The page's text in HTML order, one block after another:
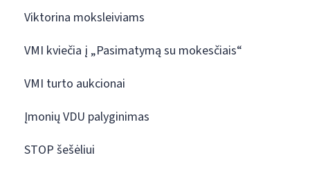
Viktorina moksleiviams
VMI kviečia į „Pasimatymą su mokesčiais“
VMI turto aukcionai
Įmonių VDU palyginimas
STOP šešėliui